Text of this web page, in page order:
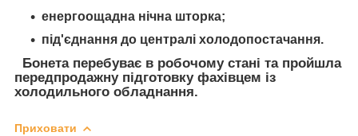
енергоощадна нічна шторка;
під'єднання до централі холодопостачання.
Бонета перебуває в робочому стані та пройшла
передпродажну підготовку фахівцем із
холодильного обладнання.
Приховати